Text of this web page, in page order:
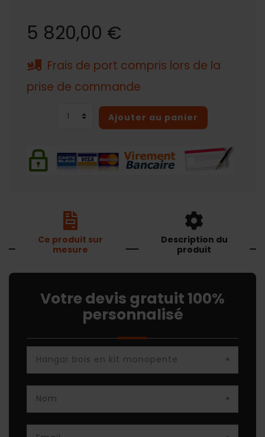
5 820,00 €
Frais de port compris lors de la
prise de commande
Ajouter au panier
Ce produit sur
mesure
Description du
produit
Votre devis gratuit 100%
personnalisé
*
*